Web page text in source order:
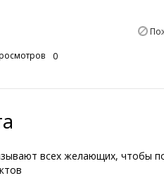
0
всех желающих, чтобы